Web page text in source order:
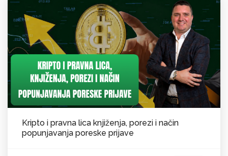
Kripto i pravna lica knjiženja, porezi i način
popunjavanja poreske prijave